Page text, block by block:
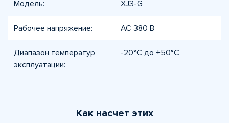
Модель: XJ3-G
Рабочее напряжение: AC 380 В
Диапазон температур
эксплуатации:
-20°C до +50°C
Как насчет этих